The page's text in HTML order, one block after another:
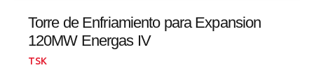
Torre de Enfriamiento para Expansion
120MW Energas IV
TSK